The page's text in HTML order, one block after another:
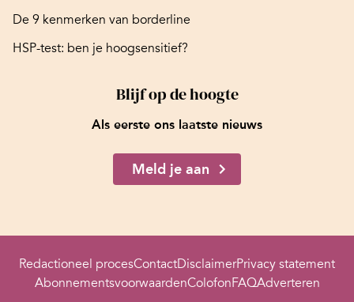
De 9 kenmerken van borderline
HSP-test: ben je hoogsensitief?
Blijf op de hoogte
Als eerste ons laatste nieuws
Meld je aan
Redactioneel procesContactDisclaimerPrivacy statement
AbonnementsvoorwaardenColofonFAQAdverteren